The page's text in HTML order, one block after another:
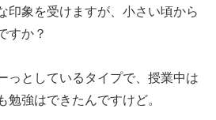
印象を受けますが、小さい頃から
すか？
っとしているタイプで、授業中は
強はできたんですけど。